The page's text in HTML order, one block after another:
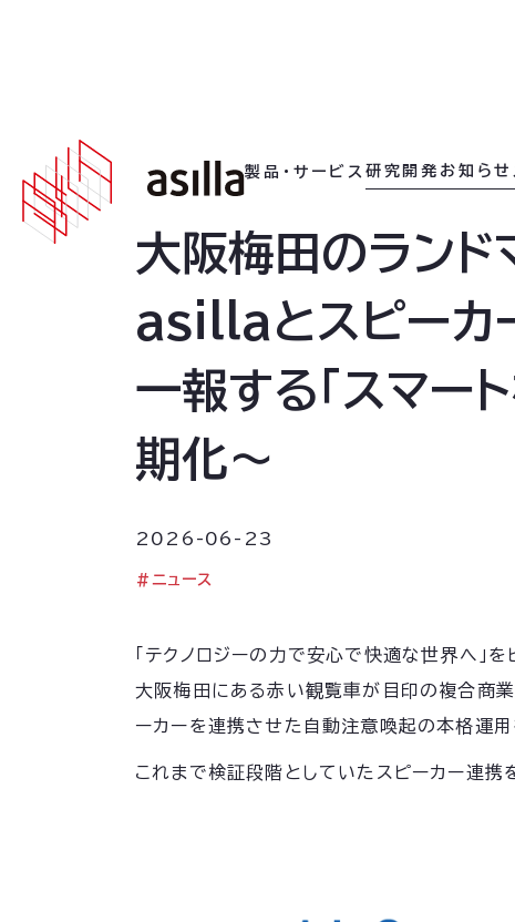
製品・サービス 研究開発 お知らせ
2026. 06.23
大阪梅田のラン
asillaとスピーカ
一報する「スマー
期化〜
2026-06-23
#ニュース
「テクノロジーの力で安心で快適な世界へ」
大阪梅田にある赤い観覧車が目印の複合商
ーカーを連携させた自動注意喚起の本格運用
これまで検証段階としていたスピーカー連